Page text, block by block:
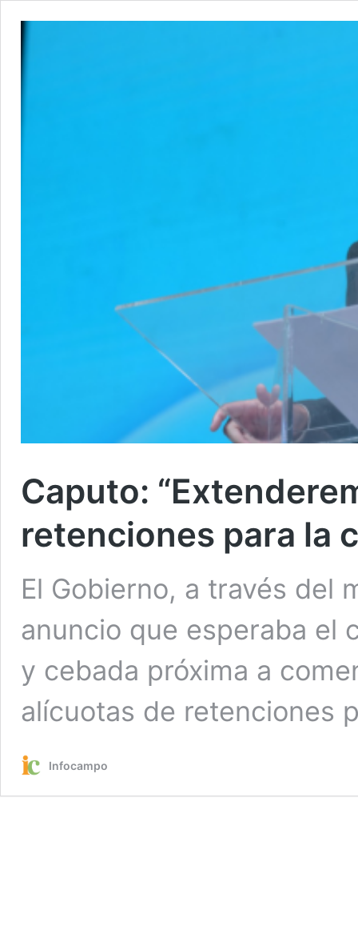
Caputo:
retenciones para la
El Gobierno, a través del
anuncio que esperaba el
y cebada próxima a
alícuotas de retenciones
Infocampo